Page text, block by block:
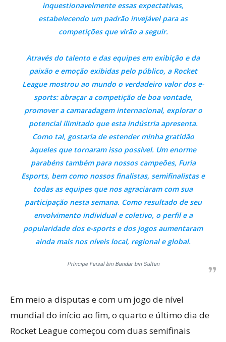
inquestionavelmente essas expectativas,
estabelecendo um padrão invejável para as
competições que virão a seguir.
Através do talento e das equipes em exibição e da
paixão e emoção exibidas pelo público, a Rocket
League mostrou ao mundo o verdadeiro valor dos e-
sports: abraçar a competição de boa vontade,
promover a camaradagem internacional, explorar o
potencial ilimitado que esta indústria apresenta.
Como tal, gostaria de estender minha gratidão
àqueles que tornaram isso possível. Um enorme
parabéns também para nossos campeões, Furia
Esports, bem como nossos finalistas, semifinalistas e
todas as equipes que nos agraciaram com sua
participação nesta semana. Como resultado de seu
envolvimento individual e coletivo, o perfil e a
popularidade dos e-sports e dos jogos aumentaram
ainda mais nos níveis local, regional e global.
Príncipe Faisal bin Bandar bin Sultan
Em meio a disputas e com um jogo de nível
mundial do início ao fim, o quarto e último dia de
Rocket League começou com duas semifinais